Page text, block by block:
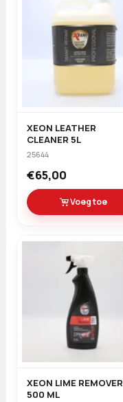
XEON LEATHER
CLEANER 5L
25644
€65,00
Voeg toe
XEON LIME REMOVER
500 ML